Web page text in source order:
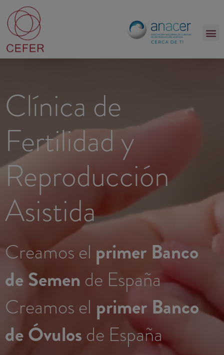
Clínica de
Fertilidad y
Reproducción
Asistida
Creamos el primer Banco
de Semen de España
Creamos el primer Banco
de Óvulos de España